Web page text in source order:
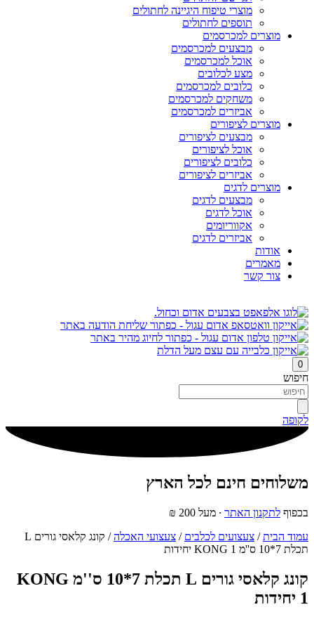
מוצרי טיפוח היגיינה לחתולים
תוספים לחתולים
מוצרים למכרסמים
מבצעים למכרסמים
אוכל למכרסמים
מצע לכלובים
כלובים למכרסמים
משחקים למכרסמים
אביזרים למכרסמים
מוצרים לציפורים
מבצעים לציפורים
אוכל לציפורים
כלובים לציפורים
אביזרים לציפורים
מוצרים לדגים
מבצעים לדגים
אוכל לדגים
אקווריומים
אביזרים לדגים
אודות
מאמרים
צור קשר
0
חיפוש
לקופה
משלוחים חינם לכל הארץ
בכפוף לתקנון האתר ∙ מעל 200 ₪
עמוד הבית/ צעצועים לכלבים / צעצועי האכלה
/ קונג קלאסי גורים L
תכלת 7*10 ס''מ KONG 1 יחידות
קונג קלאסי גורים L תכלת 7*10 ס''מ KONG
1 יחידות